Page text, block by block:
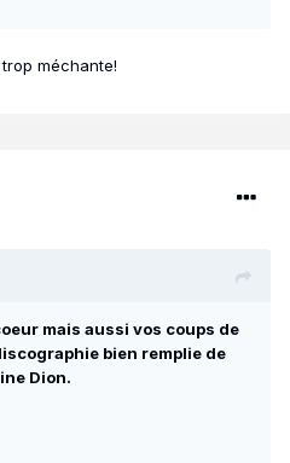
méchante!
mais aussi vos coups de
bien remplie de
Dion.